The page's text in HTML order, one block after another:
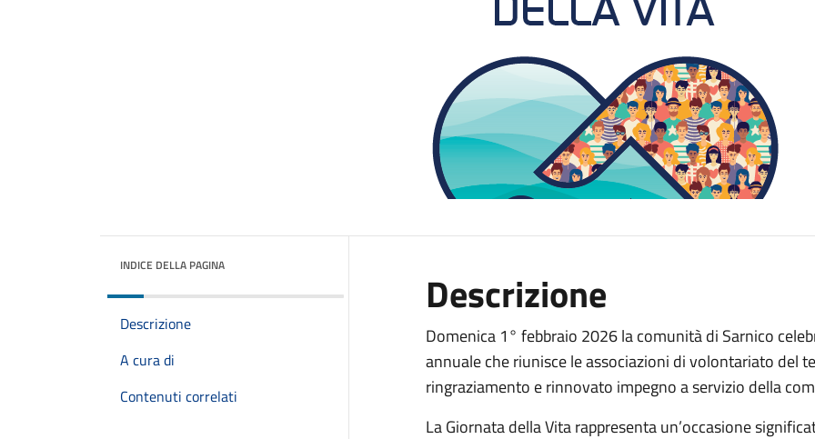
INDICE DELLA PAGINA
Descrizione
A cura di
Contenuti correlati
Descrizione
Domenica 1° febbraio 2026 la comunità di Sarnico
annuale che riunisce le associazioni di volontariato del
ringraziamento e rinnovato impegno a servizio della
La Giornata della Vita rappresenta un’occasione